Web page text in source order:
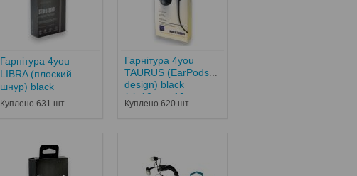
Гарнітура 4you
LIBRA (плоский
шнур) black
Куплено 631 шт.
Гарнітура 4you
TAURUS (EarPods
design) black
(від10шт - 10...
Куплено 620 шт.